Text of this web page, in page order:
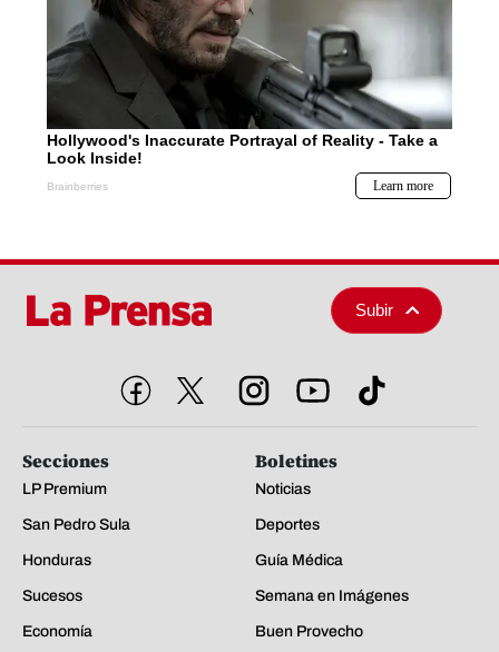
Subir
Secciones
LP Premium
San Pedro Sula
Honduras
Sucesos
Economía
Boletines
Noticias
Deportes
Guía Médica
Semana en Imágenes
Buen Provecho